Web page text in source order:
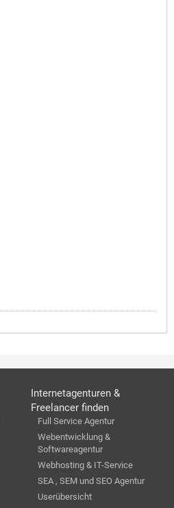
Internetagenturen &
Freelancer finden
Full Service Agentur
Webentwicklung &
Softwareagentur
Webhosting & IT-Service
SEA , SEM und SEO Agentur
Userübersicht